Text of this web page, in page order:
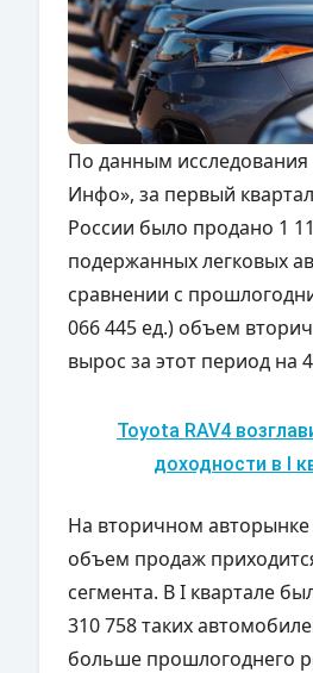
По данным исследования
Инфо», за первый
России было продано 1
подержанных легковых
сравнении с
066 445 ед.) объем
вырос за этот период на
Toyota RAV4
доходности в I
На вторичном
объем продаж
сегмента. В I квартале
310 758 таких
больше прошлогоднего